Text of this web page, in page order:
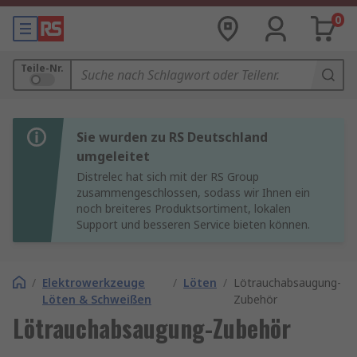
0
Teile-Nr.
Sie wurden zu RS Deutschland
umgeleitet
Distrelec hat sich mit der RS Group
zusammengeschlossen, sodass wir Ihnen ein
noch breiteres Produktsortiment, lokalen
Support und besseren Service bieten können.
/ Elektrowerkzeuge
Löten & Schweißen
/ Löten / Lötrauchabsaugung-
Zubehör
Lötrauchabsaugung-Zubehör